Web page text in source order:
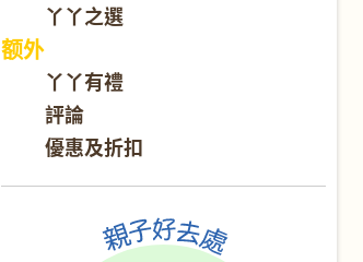
丫丫之選
额外
丫丫有禮
評論
優惠及折扣